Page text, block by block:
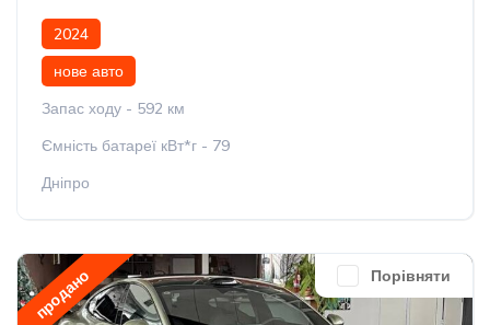
2024
нове авто
Запас ходу - 592 км
Ємність батареї кВт*г - 79
Дніпро
Порівняти
продано